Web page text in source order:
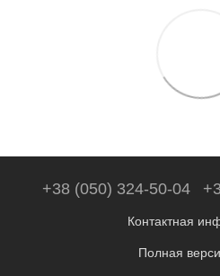
+38 (050) 324-50-04
Контактная
Полная